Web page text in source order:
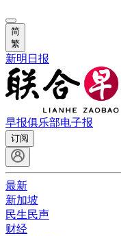
简
繁
新明日报
早报俱乐部电子报
订阅
最新
新加坡
民生民声
财经